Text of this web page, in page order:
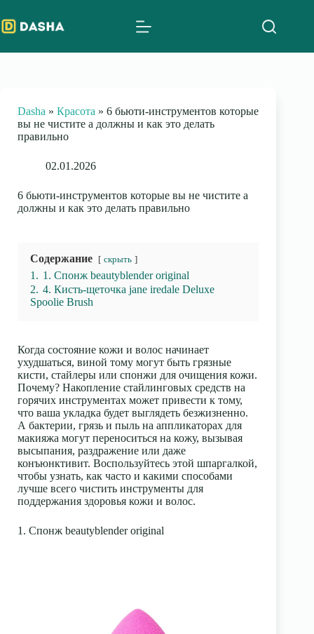
to
content
Dasha » Красота » 6 бьюти-инструментов которые
вы не чистите а должны и как это делать
правильно
02.01.2026
6 бьюти-инструментов которые вы не чистите а
должны и как это делать правильно
Содержание скрыть
1. 1. Спонж beautyblender original
2. 4. Кисть-щеточка jane iredale Deluxe
Spoolie Brush
Когда состояние кожи и волос начинает
ухудшаться, виной тому могут быть грязные
кисти, стайлеры или спонжи для очищения кожи.
Почему? Накопление стайлинговых средств на
горячих инструментах может привести к тому,
что ваша укладка будет выглядеть безжизненно.
А бактерии, грязь и пыль на аппликаторах для
макияжа могут переноситься на кожу, вызывая
высыпания, раздражение или даже
конъюнктивит. Воспользуйтесь этой шпаргалкой,
чтобы узнать, как часто и какими способами
лучше всего чистить инструменты для
поддержания здоровья кожи и волос.
1. Спонж beautyblender original